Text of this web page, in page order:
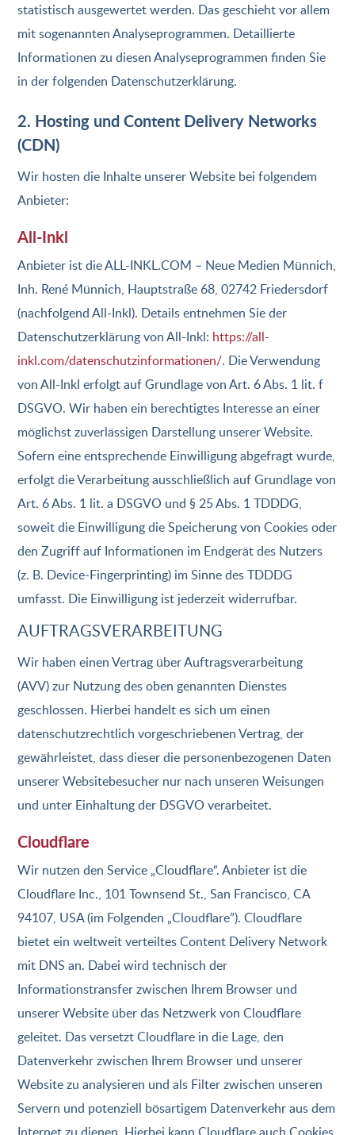
statistisch ausgewertet werden. Das geschieht vor allem
mit sogenannten Analyseprogrammen. Detaillierte
Informationen zu diesen Analyseprogrammen finden Sie
in der folgenden Datenschutzerklärung.
2. Hosting und Content Delivery Networks
(CDN)
Wir hosten die Inhalte unserer Website bei folgendem
Anbieter:
All-Inkl
Anbieter ist die ALL-INKL.COM – Neue Medien Münnich,
Inh. René Münnich, Hauptstraße 68, 02742 Friedersdorf
(nachfolgend All-Inkl). Details entnehmen Sie der
Datenschutzerklärung von All-Inkl: https://all-
inkl.com/datenschutzinformationen/. Die Verwendung
von All-Inkl erfolgt auf Grundlage von Art. 6 Abs. 1 lit. f
DSGVO. Wir haben ein berechtigtes Interesse an einer
möglichst zuverlässigen Darstellung unserer Website.
Sofern eine entsprechende Einwilligung abgefragt wurde,
erfolgt die Verarbeitung ausschließlich auf Grundlage von
Art. 6 Abs. 1 lit. a DSGVO und § 25 Abs. 1 TDDDG,
soweit die Einwilligung die Speicherung von Cookies oder
den Zugriff auf Informationen im Endgerät des Nutzers
(z. B. Device-Fingerprinting) im Sinne des TDDDG
umfasst. Die Einwilligung ist jederzeit widerrufbar.
AUFTRAGSVERARBEITUNG
Wir haben einen Vertrag über Auftragsverarbeitung
(AVV) zur Nutzung des oben genannten Dienstes
geschlossen. Hierbei handelt es sich um einen
datenschutzrechtlich vorgeschriebenen Vertrag, der
gewährleistet, dass dieser die personenbezogenen Daten
unserer Websitebesucher nur nach unseren Weisungen
und unter Einhaltung der DSGVO verarbeitet.
Cloudflare
Wir nutzen den Service „Cloudflare“. Anbieter ist die
Cloudflare Inc., 101 Townsend St., San Francisco, CA
94107, USA (im Folgenden „Cloudflare”). Cloudflare
bietet ein weltweit verteiltes Content Delivery Network
mit DNS an. Dabei wird technisch der
Informationstransfer zwischen Ihrem Browser und
unserer Website über das Netzwerk von Cloudflare
geleitet. Das versetzt Cloudflare in die Lage, den
Datenverkehr zwischen Ihrem Browser und unserer
Website zu analysieren und als Filter zwischen unseren
Servern und potenziell bösartigem Datenverkehr aus dem